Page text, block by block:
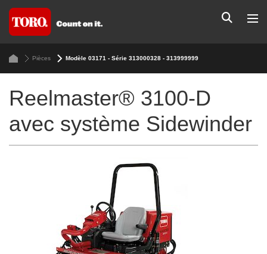
Pièces Modèle 03171 - Série 313000328 - 313999999
Reelmaster® 3100-D
avec système Sidewinder